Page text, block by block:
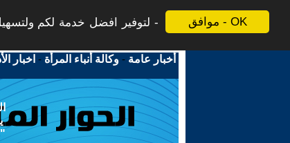
موافق - OK
لتوفير افضل خدمة لكم
أخبار عامة -وكالة أنباء المرأة - اخبار